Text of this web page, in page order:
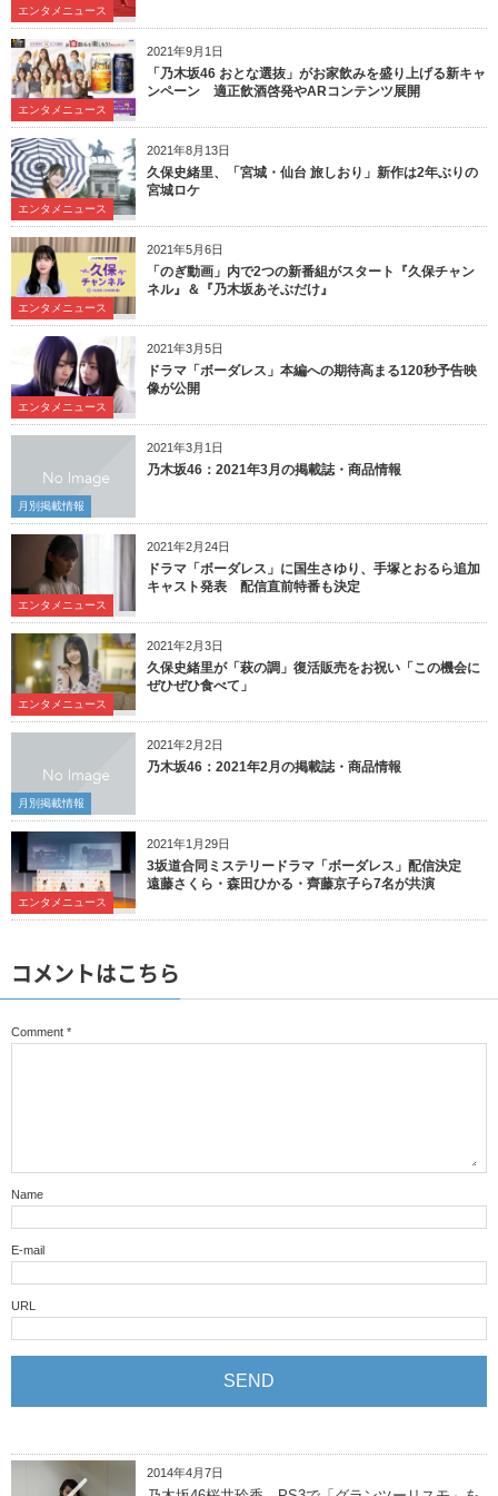
エンタメニュース
2021年9月1日
エンタメニュース
「乃木坂46 おとな選抜」がお家飲みを盛り上げる新キャ
ンペーン 適正飲酒啓発やARコンテンツ展開
2021年8月13日
エンタメニュース
久保史緒里、「宮城・仙台 旅しおり」新作は2年ぶりの
宮城ロケ
2021年5月6日
エンタメニュース
「のぎ動画」内で2つの新番組がスタート『久保チャン
ネル』＆『乃木坂あそぶだけ』
2021年3月5日
エンタメニュース
ドラマ「ボーダレス」本編への期待高まる120秒予告映
像が公開
2021年3月1日
月別掲載情報
乃木坂46：2021年3月の掲載誌・商品情報
2021年2月24日
エンタメニュース
ドラマ「ボーダレス」に国生さゆり、手塚とおるら追加
キャスト発表 配信直前特番も決定
2021年2月3日
エンタメニュース
久保史緒里が「萩の調」復活販売をお祝い「この機会に
ぜひぜひ食べて」
2021年2月2日
月別掲載情報
乃木坂46：2021年2月の掲載誌・商品情報
2021年1月29日
エンタメニュース
3坂道合同ミステリードラマ「ボーダレス」配信決定
遠藤さくら・森田ひかる・齊藤京子ら7名が共演
コメントはこちら
Comment *
Name
E-mail
URL
2014年4月7日